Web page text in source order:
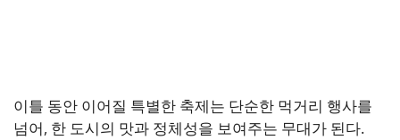
이틀 동안 이어질 특별한 축제는 단순한 먹거리 행사를
넘어, 한 도시의 맛과 정체성을 보여주는 무대가 된다.